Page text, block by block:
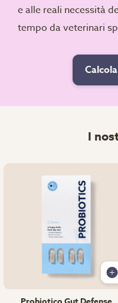
e alle reali necessità
tempo da veterinari
I